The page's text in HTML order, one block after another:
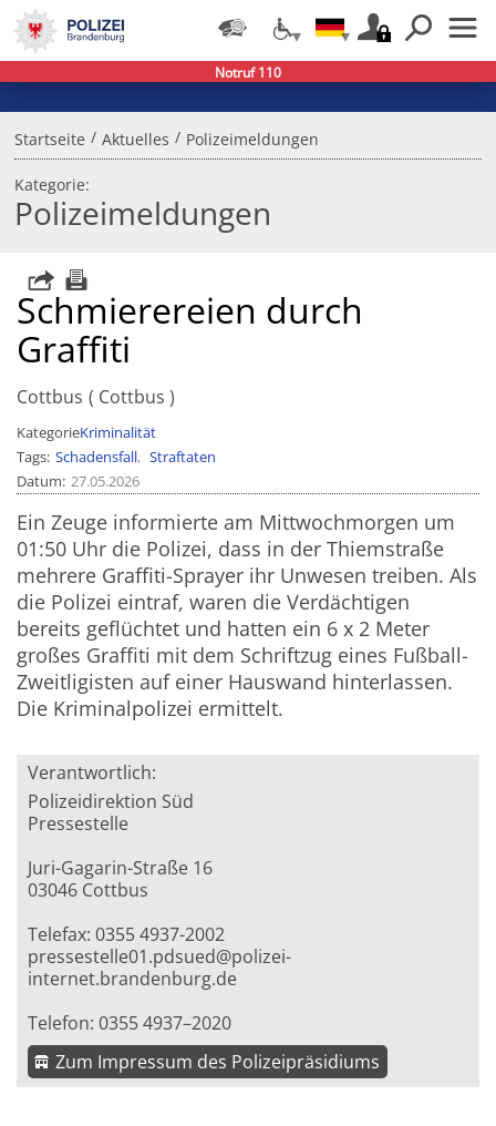
Startseite / Aktuelles / Polizeimeldungen
Kategorie:
Polizeimeldungen
Schmierereien durch
Graffiti
Cottbus Cottbus
KategorieKriminalität
Tags Schadensfall
Straftaten
Datum 27.05.2026
Ein Zeuge informierte am Mittwochmorgen um
01:50 Uhr die Polizei, dass in der Thiemstraße
mehrere Graffiti-Sprayer ihr Unwesen treiben. Als
die Polizei eintraf, waren die Verdächtigen
bereits geflüchtet und hatten ein 6 x 2 Meter
großes Graffiti mit dem Schriftzug eines Fußball-
Zweitligisten auf einer Hauswand hinterlassen.
Die Kriminalpolizei ermittelt.
Verantwortlich:
Polizeidirektion Süd
Pressestelle
Juri-Gagarin-Straße 16
03046 Cottbus
Telefax: 0355 4937-2002
pressestelle01.pdsued@polizei-
internet.brandenburg.de
Telefon: 0355 4937–2020
Zum Impressum des Polizeipräsidiums
Notruf 110